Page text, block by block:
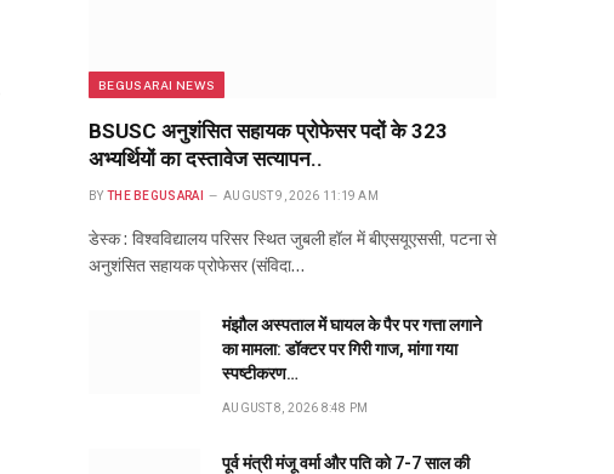
BEGUSARAI NEWS
BSUSC अनुशंसित सहायक प्रोफेसर पदों के 323
अभ्यर्थियों का दस्तावेज सत्यापन..
BY THE BEGUSARAI AUGUST 9, 2026 11:19 AM
डेस्क : विश्वविद्यालय परिसर स्थित जुबली हॉल में बीएसयूएससी, पटना से
अनुशंसित सहायक प्रोफेसर (संविदा…
मंझौल अस्पताल में घायल के पैर पर गत्ता लगाने
का मामला: डॉक्टर पर गिरी गाज, मांगा गया
स्पष्टीकरण…
AUGUST 8, 2026 8:48 PM
पूर्व मंत्री मंजू वर्मा और पति को 7-7 साल की